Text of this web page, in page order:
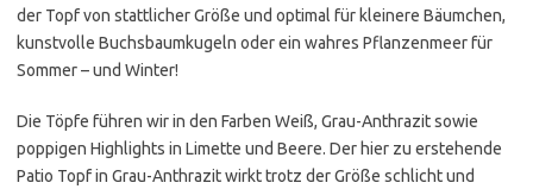
der Topf von stattlicher Größe und optimal für kleinere Bäumchen,
kunstvolle Buchsbaumkugeln oder ein wahres Pflanzenmeer für
Sommer – und Winter!
Die Töpfe führen wir in den Farben Weiß, Grau-Anthrazit sowie
poppigen Highlights in Limette und Beere. Der hier zu erstehende
Patio Topf in Grau-Anthrazit wirkt trotz der Größe schlicht und